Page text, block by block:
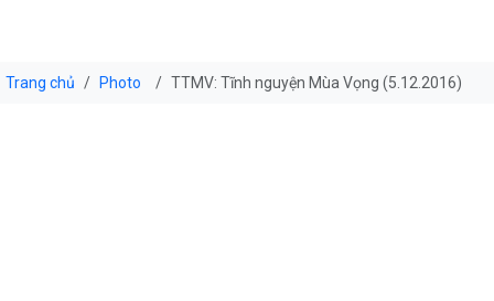
Trang chủ Photo TTMV: Tĩnh nguyện Mùa Vọng (5.12.2016)